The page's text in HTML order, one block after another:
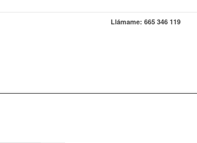
Llámame: 665 346 119